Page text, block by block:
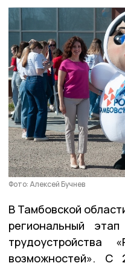
Фото: Алексей Бучнев
В Тамбовской
региональный
трудоустройства
возможностей». С